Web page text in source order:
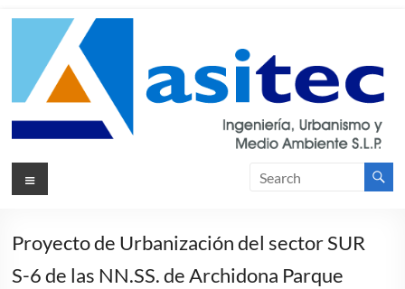
Skip
Asitec
Urbanismos
Ambiente
S.L.P.
Menu
Proyecto de Urbanización del sector SUR
S-6 de las NN.SS. de Archidona Parque